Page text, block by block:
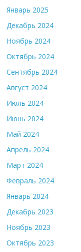
Январь 2025
Декабрь 2024
Ноябрь 2024
Октябрь 2024
Сентябрь 2024
Август 2024
Июль 2024
Июнь 2024
Май 2024
Апрель 2024
Март 2024
Февраль 2024
Январь 2024
Декабрь 2023
Ноябрь 2023
Октябрь 2023